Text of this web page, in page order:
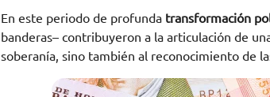
En este periodo de profunda transformación
banderas– contribuyeron a la articulación de
soberanía, sino también al reconocimiento de